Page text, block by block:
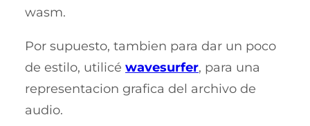
wasm.
Por supuesto, tambien para dar un poco
de estilo, utilicé wavesurfer, para una
representacion grafica del archivo de
audio.